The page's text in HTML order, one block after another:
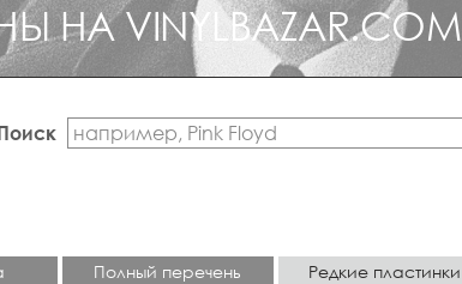
НА VINYLBAZAR.COM
Полный перечень Редкие пластинки